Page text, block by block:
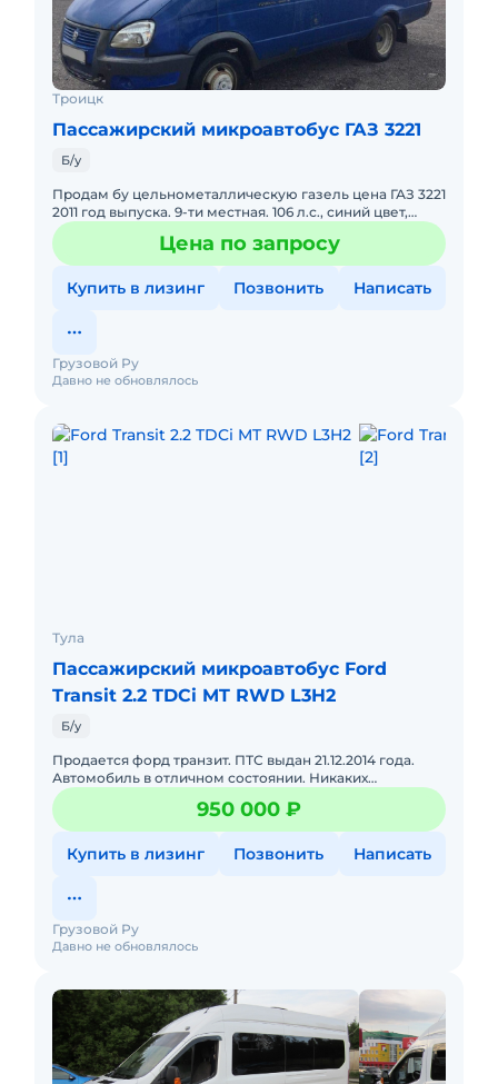
Троицк
Пассажирский микроавтобус ГАЗ 3221
Б/у
Продам бу цельнометаллическую газель цена ГАЗ 3221
2011 год выпуска. 9-ти местная. 106 л.с., синий цвет,
объем двигателя 2890 см3, разрешенная
максимальная массЦена по запросу
Купить в лизинг Позвонить Написать
Давно не обновлялось
Грузовой Ру
Тула
Пассажирский микроавтобус Ford
Transit 2.2 TDCi MT RWD L3H2
Б/у
Продается форд транзит. ПТС выдан 21.12.2014 года.
Автомобиль в отличном состоянии. Никаких
нареканий по двигателю, КПП нет и быть не может,
все работает как ча
950 000 ₽
Купить в лизинг Позвонить Написать
Давно не обновлялось
Грузовой Ру